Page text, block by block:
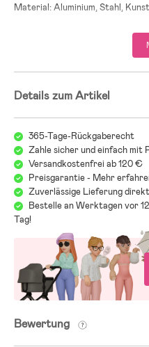
Material: Aluminium, Stahl,
- Sicherheitsausrüstung
Details zum Artikel
365-Tage-Rückgaberecht
Zahle sicher und einfach mit
Versandkostenfrei ab 120 €
Preisgarantie - Mehr
Zuverlässige Lieferung
Bestelle an Werktagen vor
Tag!
Bewertung